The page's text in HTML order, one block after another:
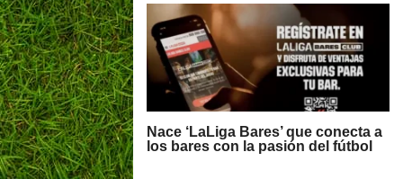
Nace ‘LaLiga Bares’ que conecta a
los bares con la pasión del fútbol